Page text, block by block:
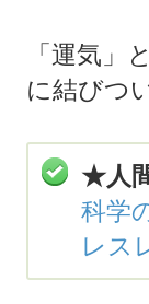
「運気
に結びつ
★人
科学
レス